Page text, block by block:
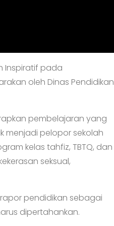
Inspiratif pada
oleh Dinas Pendidikan
pembelajaran yang
menjadi pelopor sekolah
kelas tahfiz, TBTQ, dan
seksual,
rapor pendidikan sebagai
dipertahankan.